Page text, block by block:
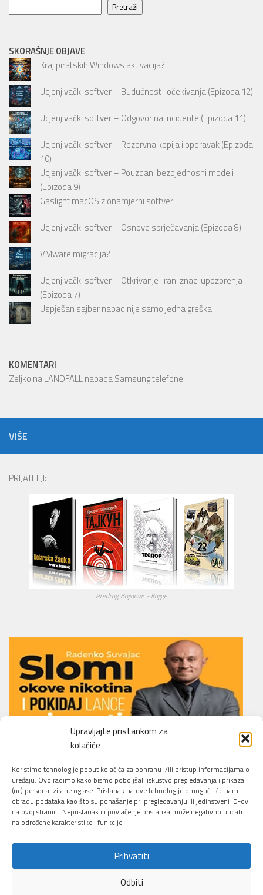
Upravljajte pristankom za
kolačiće
Koristimo tehnologije poput kolačića za pohranu i/ili pristup informacijama o
uređaju. Ovo radimo kako bismo poboljšali iskustvo pregledavanja i prikazali
(ne) personalizirane oglase. Pristanak na ove tehnologije omogućit će nam
obradu podataka kao što su ponašanje pri pregledavanju ili jedinstveni ID-ovi
na ovoj stranici. Nepristanak ili povlačenje pristanka može negativno uticati
na određene karakteristike i funkcije.
Prihvatiti
Odbiti
Pretraži
SKORAŠNJE OBJAVE
Kraj piratskih Windows aktivacija?
Ucjenjivački softver – Budućnost i očekivanja (Epizoda 12)
Ucjenjivački softver – Odgovor na incidente (Epizoda 11)
Ucjenjivački softver – Rezervna kopija i oporavak (Epizoda
10)
Ucjenjivački softver – Pouzdani bezbjednosni modeli
(Epizoda 9)
Gaslight macOS zlonamjerni softver
Ucjenjivački softver – Osnove sprječavanja (Epizoda 8)
VMware migracija?
Ucjenjivački softver – Otkrivanje i rani znaci upozorenja
(Epizoda 7)
Uspješan sajber napad nije samo jedna greška
KOMENTARI
Zeljko naLANDFALL napada Samsung telefone
VIŠE
PRIJATELJI:
Predrag Bojinovic - Knjige
Li.O.N.S. Smoking Cessation Method